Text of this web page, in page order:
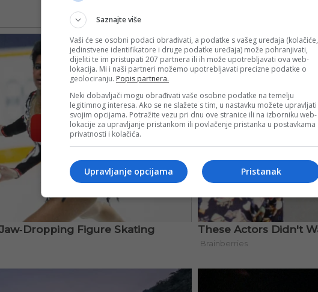
Saznajte više
Vaši će se osobni podaci obrađivati, a podatke s vašeg uređaja (kolačiće,
jedinstvene identifikatore i druge podatke uređaja) može pohranjivati,
dijeliti te im pristupati 207 partnera ili ih može upotrebljavati ova web-
lokacija. Mi i naši partneri možemo upotrebljavati precizne podatke o
geolociranju. Popis partnera.
Neki dobavljači mogu obrađivati vaše osobne podatke na temelju
legitimnog interesa. Ako se ne slažete s tim, u nastavku možete upravljati
svojim opcijama. Potražite vezu pri dnu ove stranice ili na izborniku web-
lokacije za upravljanje pristankom ili povlačenje pristanka u postavkama
privatnosti i kolačića.
Pristanak
Upravljanje opcijama